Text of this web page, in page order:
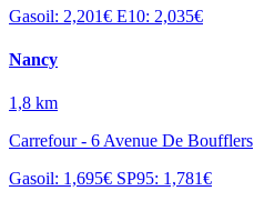
Gasoil: 2,201€ E10: 2,035€
Nancy
1,8 km
Carrefour - 6 Avenue De Boufflers
Gasoil: 1,695€ SP95: 1,781€